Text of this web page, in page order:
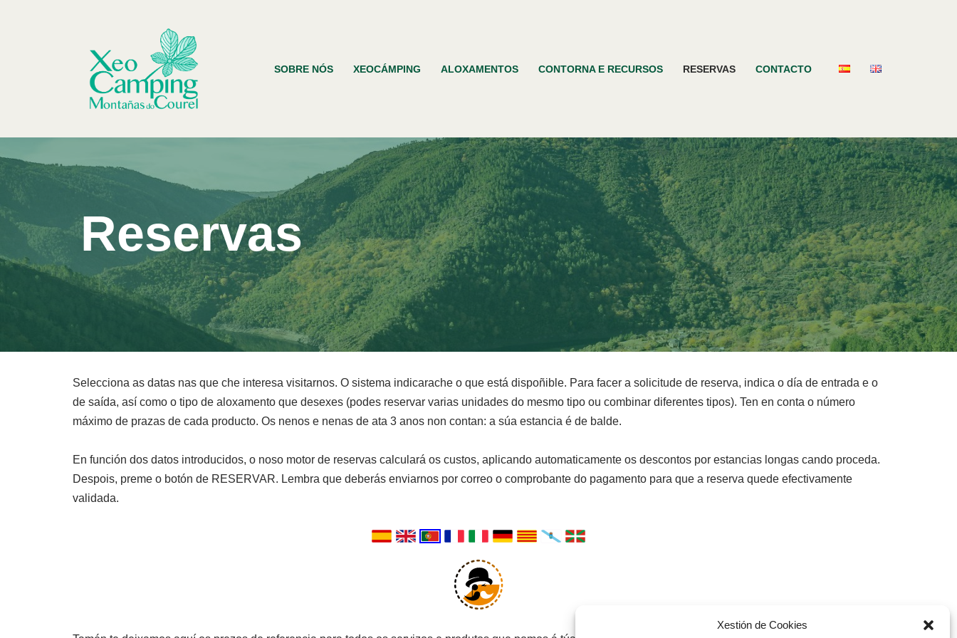
Xestión de Cookies
SOBRE NÓS XEOCÁMPING ALOXAMENTOS CONTORNA E RECURSOS RESERVAS CONTACTO
Reservas
Selecciona as datas nas que che interesa visitarnos. O sistema indicarache o que está dispoñible. Para facer a solicitude de reserva, indica o día de entrada e o
de saída, así como o tipo de aloxamento que desexes (podes reservar varias unidades do mesmo tipo ou combinar diferentes tipos). Ten en conta o número
máximo de prazas de cada producto. Os nenos e nenas de ata 3 anos non contan: a súa estancia é de balde.
En función dos datos introducidos, o noso motor de reservas calculará os custos, aplicando automaticamente os descontos por estancias longas cando proceda.
Despois, preme o botón de RESERVAR. Lembra que deberás enviarnos por correo o comprobante do pagamento para que a reserva quede efectivamente
validada.